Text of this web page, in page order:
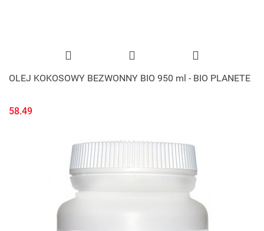
OLEJ KOKOSOWY BEZWONNY BIO 950 ml - BIO PLANETE
58.49